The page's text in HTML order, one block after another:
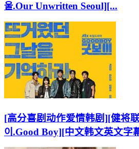
울.Our Unwritten Seoul][...
[高分喜剧动作爱情韩剧][健将
이.Good Boy][中文韩文英文字